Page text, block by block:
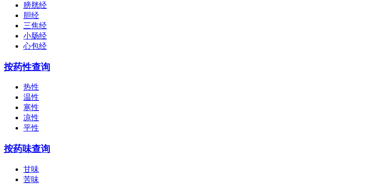
膀胱经
胆经
三焦经
小肠经
心包经
按药性查询
热性
温性
寒性
凉性
平性
按药味查询
甘味
苦味